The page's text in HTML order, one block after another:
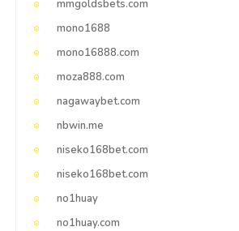
mmgoldsbets.com
mono1688
mono16888.com
moza888.com
nagawaybet.com
nbwin.me
niseko168bet.com
niseko168bet.com
no1huay
no1huay.com